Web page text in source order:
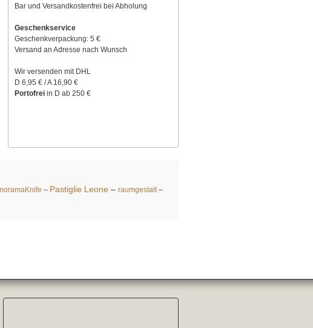
Bar und Versandkostenfrei bei Abholung
Geschenkservice
Geschenkverpackung: 5 €
Versand an Adresse nach Wunsch
Wir versenden mit DHL
D 6,95 € / A 16,90 €
Portofrei in D ab 250 €
– Pastiglie Leone – raumgestalt–